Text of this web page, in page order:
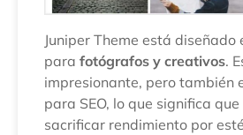
Juniper Theme está diseñado
para fotógrafos y creativos.
impresionante, pero también
para SEO, lo que significa
sacrificar rendimiento por